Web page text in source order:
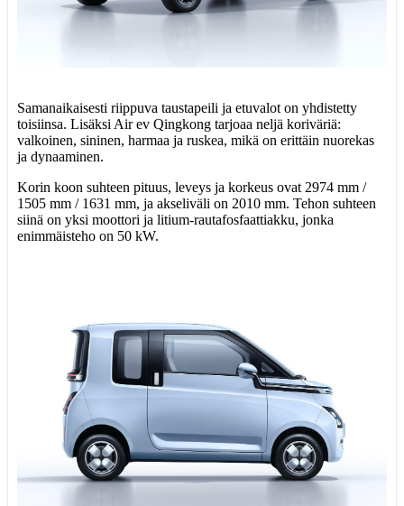
Samanaikaisesti riippuva taustapeili ja etuvalot on yhdistetty
toisiinsa. Lisäksi Air ev Qingkong tarjoaa neljä koriväriä:
valkoinen, sininen, harmaa ja ruskea, mikä on erittäin nuorekas
ja dynaaminen.
Korin koon suhteen pituus, leveys ja korkeus ovat 2974 mm /
1505 mm / 1631 mm, ja akseliväli on 2010 mm. Tehon suhteen
siinä on yksi moottori ja litium-rautafosfaattiakku, jonka
enimmäisteho on 50 kW.